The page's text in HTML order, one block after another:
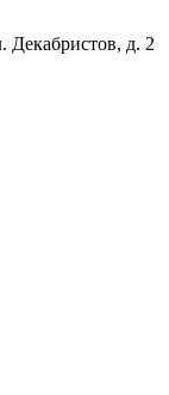
Декабристов, д. 2